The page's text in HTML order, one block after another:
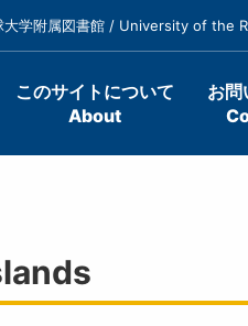
大学附属図書館 / University of the
このサイトについて
About
お問